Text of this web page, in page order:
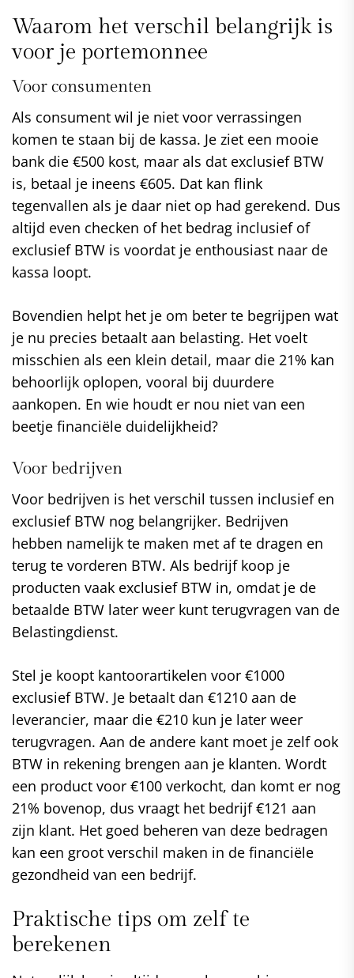
Waarom het verschil belangrijk is
voor je portemonnee
Voor consumenten
Als consument wil je niet voor verrassingen
komen te staan bij de kassa. Je ziet een mooie
bank die €500 kost, maar als dat exclusief BTW
is, betaal je ineens €605. Dat kan flink
tegenvallen als je daar niet op had gerekend. Dus
altijd even checken of het bedrag inclusief of
exclusief BTW is voordat je enthousiast naar de
kassa loopt.
Bovendien helpt het je om beter te begrijpen wat
je nu precies betaalt aan belasting. Het voelt
misschien als een klein detail, maar die 21% kan
behoorlijk oplopen, vooral bij duurdere
aankopen. En wie houdt er nou niet van een
beetje financiële duidelijkheid?
Voor bedrijven
Voor bedrijven is het verschil tussen inclusief en
exclusief BTW nog belangrijker. Bedrijven
hebben namelijk te maken met af te dragen en
terug te vorderen BTW. Als bedrijf koop je
producten vaak exclusief BTW in, omdat je de
betaalde BTW later weer kunt terugvragen van de
Belastingdienst.
Stel je koopt kantoorartikelen voor €1000
exclusief BTW. Je betaalt dan €1210 aan de
leverancier, maar die €210 kun je later weer
terugvragen. Aan de andere kant moet je zelf ook
BTW in rekening brengen aan je klanten. Wordt
een product voor €100 verkocht, dan komt er nog
21% bovenop, dus vraagt het bedrijf €121 aan
zijn klant. Het goed beheren van deze bedragen
kan een groot verschil maken in de financiële
gezondheid van een bedrijf.
Praktische tips om zelf te
berekenen